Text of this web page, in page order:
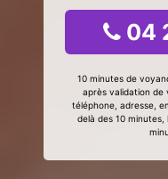
04
10 minutes de
après validation de
téléphone, adresse,
delà des 10